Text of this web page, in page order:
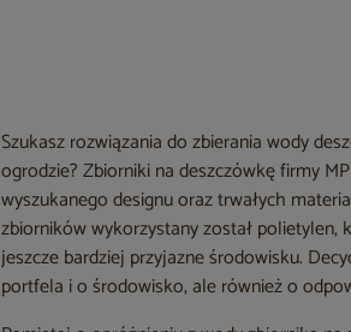
Szukasz rozwiązania do zbierania wody
ogrodzie? Zbiorniki na deszczówkę firmy
wyszukanego designu oraz trwałych
zbiorników wykorzystany został polietylen,
jeszcze bardziej przyjazne środowisku.
portfela i o środowisko, ale również o